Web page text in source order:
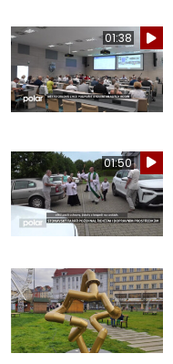
01:38
01:50